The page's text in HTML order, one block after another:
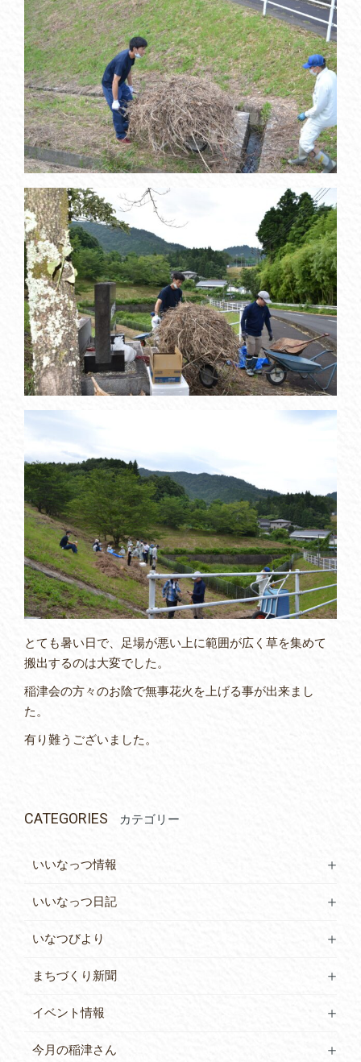
とても暑い日で、足場が悪い上に範囲が広く草を集めて
搬出するのは大変でした。
稲津会の方々のお陰で無事花火を上げる事が出来まし
た。
有り難うございました。
CATEGORIES カテゴリー
いいなっつ情報
いいなっつ日記
いなつびより
まちづくり新聞
イベント情報
今月の稲津さん